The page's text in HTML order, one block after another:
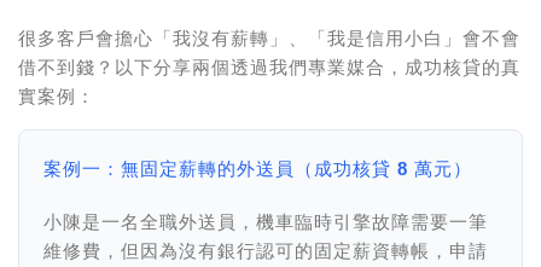
很多客戶會擔心「我沒有薪轉」、「我是信用小白」會不會
借不到錢？以下分享兩個透過我們專業媒合，成功核貸的真
實案例：
案例一：無固定薪轉的外送員（成功核貸 8 萬元）
小陳是一名全職外送員，機車臨時引擎故障需要一筆
維修費，但因為沒有銀行認可的固定薪資轉帳，申請